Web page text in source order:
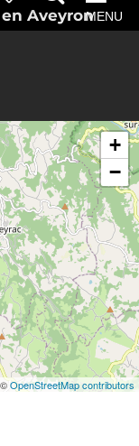
AveyronMENU
+
−
©OpenStreetMap contributors